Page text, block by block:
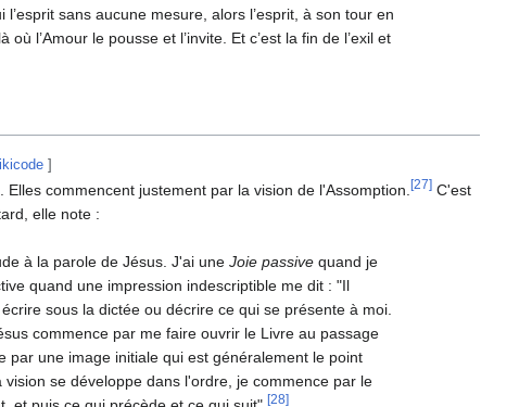
sans aucune mesure, alors l’esprit, à son tour en
l’Amour le pousse et l’invite. Et c’est la fin de l’exil et
]
commencent justement par la vision de l'Assomption. [27] C'est
elle note :
à la parole de Jésus. J'ai une Joie passive quand je
quand une impression indescriptible me dit : "Il
sous la dictée ou décrire ce qui se présente à moi.
commence par me faire ouvrir le Livre au passage
par une image initiale qui est généralement le point
se développe dans l'ordre, je commence par le
[28]